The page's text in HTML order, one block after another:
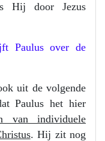
Hij door Jezus
Paulus over de
uit de volgende
Paulus het hier
van individuele
. Hij zit nog